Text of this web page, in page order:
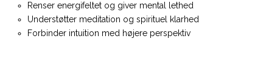
Renser energifeltet og giver mental lethed
Understøtter meditation og spirituel klarhed
Forbinder intuition med højere perspektiv